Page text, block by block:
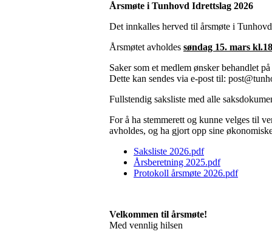
Årsmøte i Tunhovd Idrettslag 2026
Det innkalles herved til årsmøte i
Årsmøtet avholdes søndag 15. mars kl.18
Saker som et medlem ønsker behandlet
Dette kan sendes via e-post til:
Fullstendig saksliste med alle
For å ha stemmerett og kunne velges til
avholdes, og ha gjort opp sine
Saksliste 2026.pdf
Årsberetning 2025.pdf
Protokoll årsmøte 2026.pdf
Velkommen til årsmøte!
Med vennlig hilsen